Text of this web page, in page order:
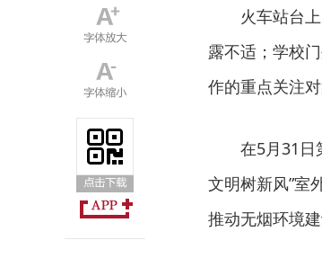
火车站台
露不适；学校
作的重点关注对
在5月31日
文明树新风”室
推动无烟环境建